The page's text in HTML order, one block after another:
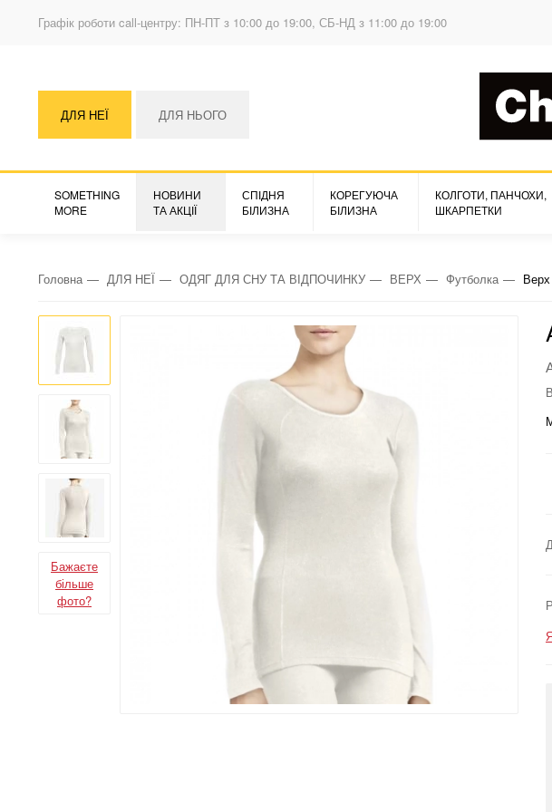
Графік роботи call-центру: ПН-ПТ з 10:00 до 19:00, СБ-НД з 11:00 до 19:00
ДЛЯ НЕЇ ДЛЯ НЬОГО
SOMETHING
MORE
НОВИНИ
ТА АКЦІЇ
СПІДНЯ
БІЛИЗНА
КОРЕГУЮЧА
БІЛИЗНА
КОЛГОТИ, ПАНЧОХИ,
ШКАРПЕТКИ
Головна ДЛЯ НЕЇ ОДЯГ ДЛЯ СНУ ТА ВІДПОЧИНКУ ВЕРХ Футболка
Бажаєте
більше
фото?